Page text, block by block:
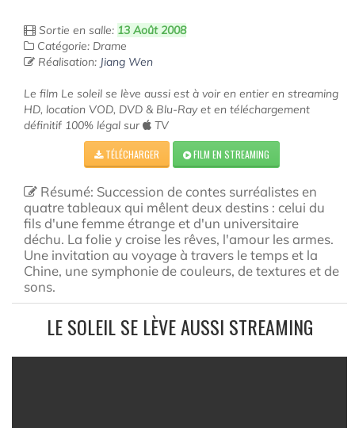
Sortie en salle: 13 Août 2008
Catégorie: Drame
Réalisation: Jiang Wen
Le film Le soleil se lève aussi est à voir en entier en streaming
HD, location VOD, DVD & Blu-Ray et en téléchargement
définitif 100% légal sur
TV
TÉLÉCHARGER FILM EN STREAMING
Résumé: Succession de contes surréalistes en
quatre tableaux qui mêlent deux destins : celui du
fils d'une femme étrange et d'un universitaire
déchu. La folie y croise les rêves, l'amour les armes.
Une invitation au voyage à travers le temps et la
Chine, une symphonie de couleurs, de textures et de
sons.
LE SOLEIL SE LÈVE AUSSI STREAMING